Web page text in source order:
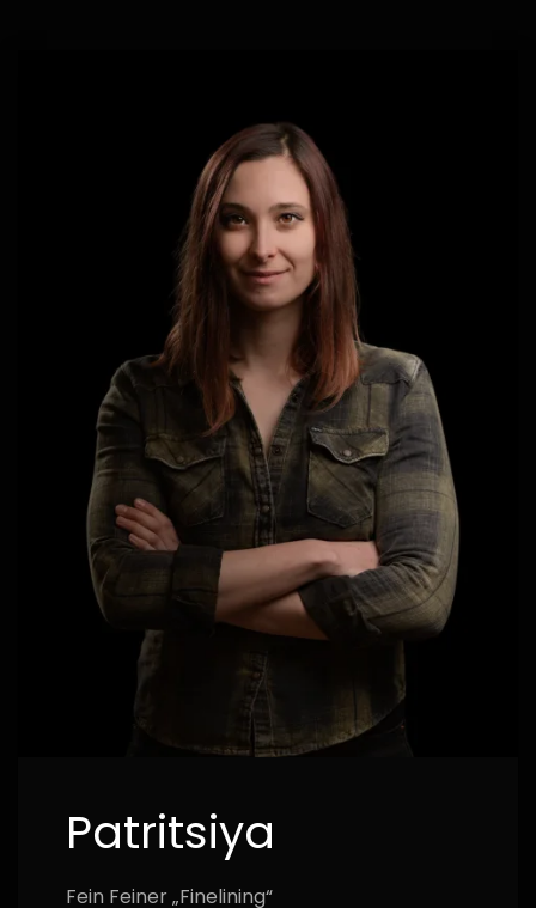
Patritsiya
Fein Feiner „Finelining“